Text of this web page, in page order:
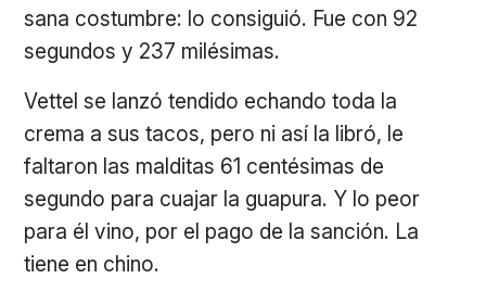
sana costumbre: lo consiguió. Fue con 92
segundos y 237 milésimas.
Vettel se lanzó tendido echando toda la
crema a sus tacos, pero ni así la libró, le
faltaron las malditas 61 centésimas de
segundo para cuajar la guapura. Y lo peor
para él vino, por el pago de la sanción. La
tiene en chino.